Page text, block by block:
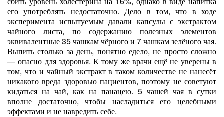
его употреблять недостаточно. Дело в том, что в ходе
эксперимента испытуемым давали капсулы с экстрактом
чайного листа, по содержанию полезных элементов
эквивалентные 35 чашкам чёрного и 7 чашкам зелёного чая.
Выпить столько за день, понятно едело, не просто сложно
— опасно для здоровья. К тому же врачи ещё не уверены в
том, что и чайный экстракт в таком количестве не нанесёт
никакого вреда здоровью пациентов, поэтому не советуют
кидаться на чай, как на панацею. 5 чашей чая в сутки
вполне достаточно, чтобы насладиться его целебными
эффектами и не навредить себе.